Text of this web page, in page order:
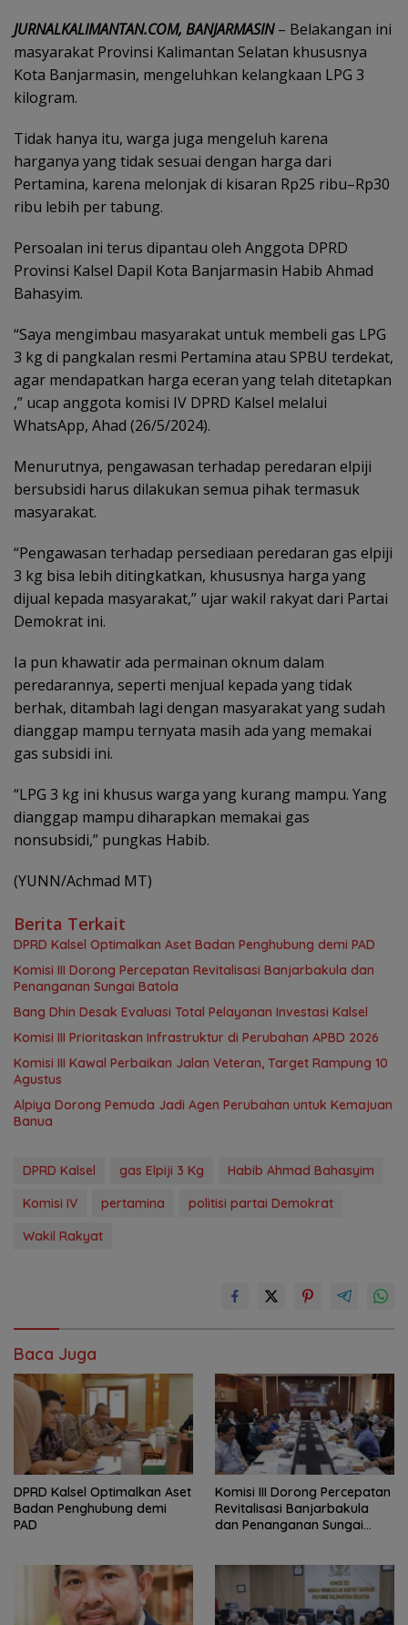
JURNALKALIMANTAN.COM, BANJARMASIN – Belakangan ini
masyarakat Provinsi Kalimantan Selatan khususnya
Kota Banjarmasin, mengeluhkan kelangkaan LPG 3
kilogram.
Tidak hanya itu, warga juga mengeluh karena
harganya yang tidak sesuai dengan harga dari
Pertamina, karena melonjak di kisaran Rp25 ribu–Rp30
ribu lebih per tabung.
Persoalan ini terus dipantau oleh Anggota DPRD
Provinsi Kalsel Dapil Kota Banjarmasin Habib Ahmad
Bahasyim.
“Saya mengimbau masyarakat untuk membeli gas LPG
3 kg di pangkalan resmi Pertamina atau SPBU terdekat,
agar mendapatkan harga eceran yang telah ditetapkan
,” ucap anggota komisi IV DPRD Kalsel melalui
WhatsApp, Ahad (26/5/2024).
Menurutnya, pengawasan terhadap peredaran elpiji
bersubsidi harus dilakukan semua pihak termasuk
masyarakat.
“Pengawasan terhadap persediaan peredaran gas elpiji
3 kg bisa lebih ditingkatkan, khususnya harga yang
dijual kepada masyarakat,” ujar wakil rakyat dari Partai
Demokrat ini.
Ia pun khawatir ada permainan oknum dalam
peredarannya, seperti menjual kepada yang tidak
berhak, ditambah lagi dengan masyarakat yang sudah
dianggap mampu ternyata masih ada yang memakai
gas subsidi ini.
“LPG 3 kg ini khusus warga yang kurang mampu. Yang
dianggap mampu diharapkan memakai gas
nonsubsidi,” pungkas Habib.
(YUNN/Achmad MT)
Berita Terkait
‎DPRD Kalsel Optimalkan Aset Badan Penghubung demi PAD
‎Komisi III Dorong Percepatan Revitalisasi Banjarbakula dan
Penanganan Sungai Batola
‎Bang Dhin Desak Evaluasi Total Pelayanan Investasi Kalsel
‎Komisi III Prioritaskan Infrastruktur di Perubahan APBD 2026
Komisi III Kawal Perbaikan Jalan Veteran, Target Rampung 10
Agustus
‎Alpiya Dorong Pemuda Jadi Agen Perubahan untuk Kemajuan
Banua ‎
DPRD Kalsel gas Elpiji 3 Kg
Habib Ahmad Bahasyim
Komisi IV
pertamina
politisi partai Demokrat
Wakil Rakyat
Baca Juga
‎DPRD Kalsel Optimalkan Aset
Badan Penghubung demi
PAD
‎Komisi III Dorong Percepatan
Revitalisasi Banjarbakula
dan Penanganan Sungai